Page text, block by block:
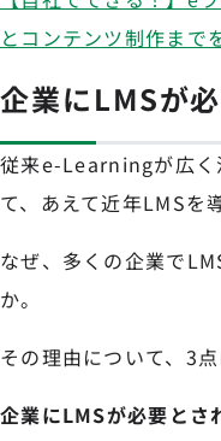
とコンテンツ制作まで
企業にLMSが
従来e-Learningが広く
て、あえて近年LMSを
なぜ、多くの企業で
か。
その理由について、3
企業にLMSが必要とさ